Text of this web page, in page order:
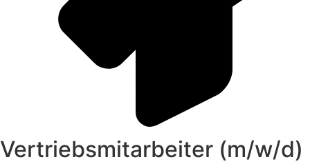
Vertriebsmitarbeiter (m/w/d)